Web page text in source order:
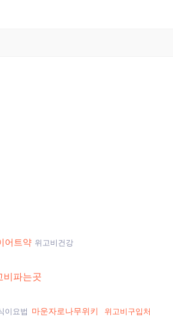
어트약 위고비건강
비파는곳
이요법 마운자로나무위키 위고비구입처